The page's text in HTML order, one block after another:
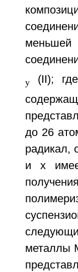
y(II); где
до 26
радикал,
и x
металлы